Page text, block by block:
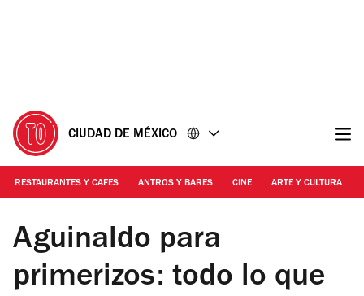
CIUDAD DE MÉXICO
RESTAURANTES Y CAFES ANTROS Y BARES CINE ARTE Y CULTURA
Foto: Cortesía Unsplash
Aguinaldo para
primerizos: todo lo que